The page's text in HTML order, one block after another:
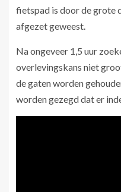
fietspad is door de grote
afgezet geweest.
Na ongeveer 1,5 uur
overlevingskans niet
de gaten worden
worden gezegd dat er